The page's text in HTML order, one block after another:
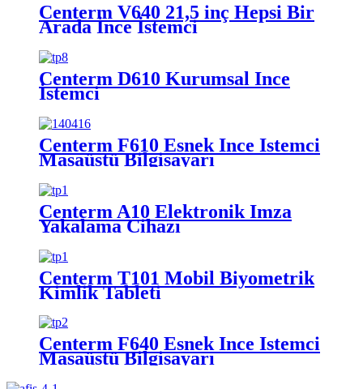
Centerm V640 21,5 inç Hepsi Bir
Arada İnce İstemci
Centerm D610 Kurumsal İnce
İstemci
Centerm F610 Esnek İnce İstemci
Masaüstü Bilgisayarı
Centerm A10 Elektronik İmza
Yakalama Cihazı
Centerm T101 Mobil Biyometrik
Kimlik Tableti
Centerm F640 Esnek İnce İstemci
Masaüstü Bilgisayarı